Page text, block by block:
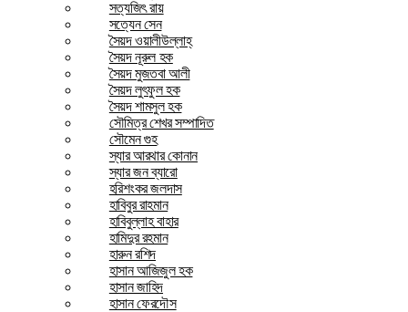
সত্যজিৎ রায়
সত্যেন সেন
সৈয়দ ওয়ালীউল্লাহ্
সৈয়দ নূরুল হক
সৈয়দ মুজতবা আলী
সৈয়দ লুৎফুল হক
সৈয়দ শামসুল হক
সৌমিত্র শেখর সম্পাদিত
সৌমেন গুহ
স্যার আরথার কোনান
স্যার জন ব্যারো
হরিশংকর জলদাস
হাবিবুর রাহমান
হাবিবুল্লাহ বাহার
হামিদুর রহমান
হারুন রশিদ
হাসান আজিজুল হক
হাসান জাহিদ
হাসান ফেরদৌস